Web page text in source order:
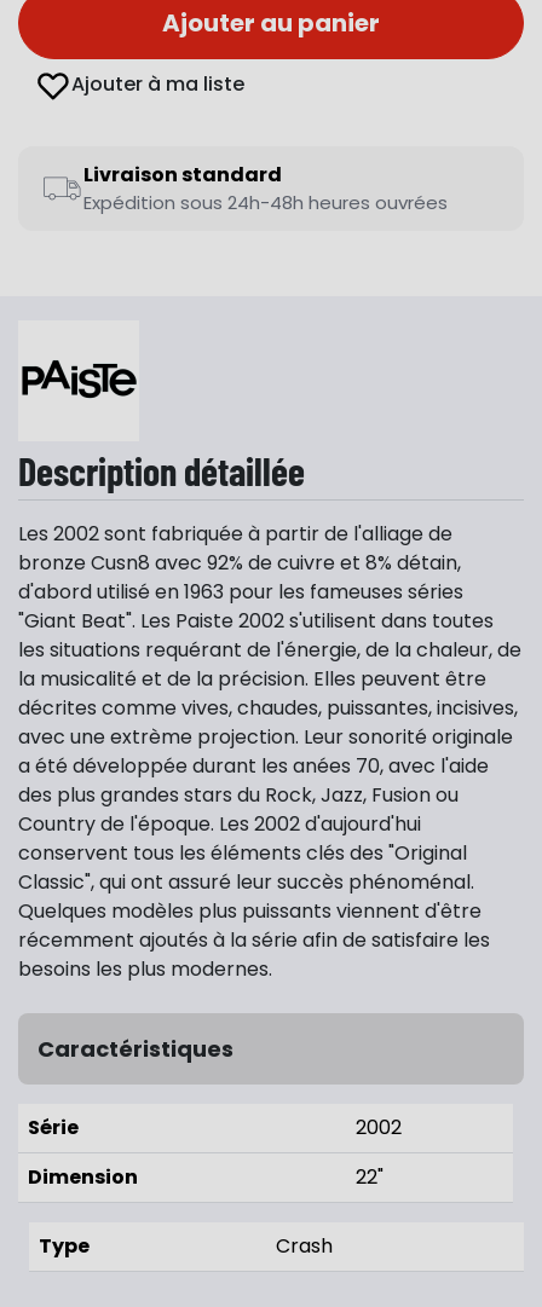
Ajouter au panier
Ajouter à ma liste
Livraison standard
Expédition sous 24h-48h heures ouvrées
Description détaillée
Les 2002 sont fabriquée à partir de l'alliage de
bronze Cusn8 avec 92% de cuivre et 8% détain,
d'abord utilisé en 1963 pour les fameuses séries
"Giant Beat". Les Paiste 2002 s'utilisent dans toutes
les situations requérant de l'énergie, de la chaleur, de
la musicalité et de la précision. Elles peuvent être
décrites comme vives, chaudes, puissantes, incisives,
avec une extrème projection. Leur sonorité originale
a été développée durant les anées 70, avec l'aide
des plus grandes stars du Rock, Jazz, Fusion ou
Country de l'époque. Les 2002 d'aujourd'hui
conservent tous les éléments clés des "Original
Classic", qui ont assuré leur succès phénoménal.
Quelques modèles plus puissants viennent d'être
récemment ajoutés à la série afin de satisfaire les
besoins les plus modernes.
Caractéristiques
Série
2002
Dimension
22"
Type Crash